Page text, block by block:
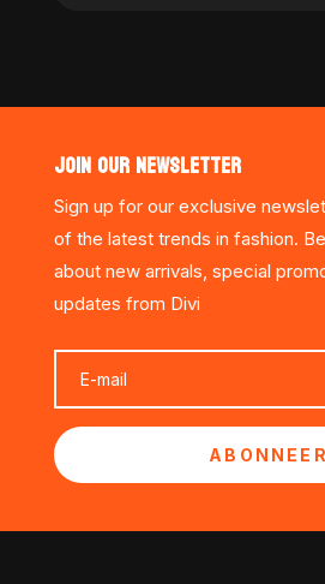
JOIN OUR NEWSLETTER
Sign up for our exclusive
of the latest trends in fashion.
about new arrivals, special
updates from Divi
ABONNEER